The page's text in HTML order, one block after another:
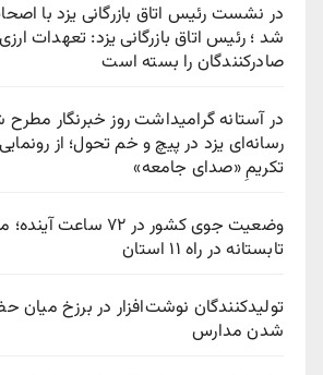
در نشست رئیس اتاق بازرگانی یزد با
شد ؛ رئیس اتاق بازرگانی یزد: تعهدات
صادرکنندگان را بسته است
در آستانه گرامیداشت روز خبرنگار
رسانه‌ای یزد در پیچ‌ و خم تحول؛ از
تکریمِ «صدای جامعه»
وضعیت جوی کشور در ۷۲
تابستانه در راه ۱۱ استان
تولیدکنندگان نوشت‌افزار در برزخ میان
شدن مدارس